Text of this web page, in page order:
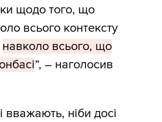
щодо того, що
всього контексту
навколо всього, що
”, – наголосив
ніби досі